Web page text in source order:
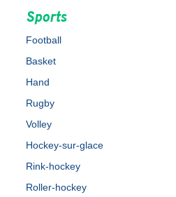
Sports
Football
Basket
Hand
Rugby
Volley
Hockey-sur-glace
Rink-hockey
Roller-hockey